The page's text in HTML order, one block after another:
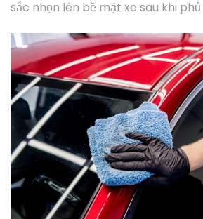
sắc nhọn lên bề mặt xe sau khi phủ.